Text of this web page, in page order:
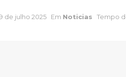
de julho 2025 Em Noticias Tempo